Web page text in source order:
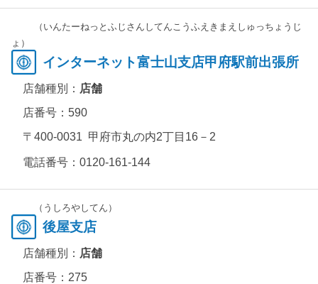
（いんたーねっとふじさんしてんこうふえきまえしゅっちょうじ
ょ）
インターネット富士山支店甲府駅前出張所
店舗種別： 店舗
店番号：590
〒400-0031 甲府市丸の内2丁目16－2
電話番号： 0120-161-144
（うしろやしてん）
後屋支店
店舗種別： 店舗
店番号：275